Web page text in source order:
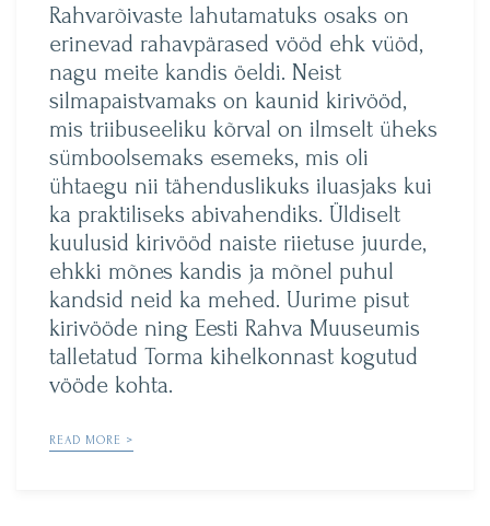
Rahvarõivaste lahutamatuks osaks on
erinevad rahavpärased vööd ehk vüöd,
nagu meite kandis öeldi. Neist
silmapaistvamaks on kaunid kirivööd,
mis triibuseeliku kõrval on ilmselt üheks
sümboolsemaks esemeks, mis oli
ühtaegu nii tähenduslikuks iluasjaks kui
ka praktiliseks abivahendiks. Üldiselt
kuulusid kirivööd naiste riietuse juurde,
ehkki mõnes kandis ja mõnel puhul
kandsid neid ka mehed. Uurime pisut
kirivööde ning Eesti Rahva Muuseumis
talletatud Torma kihelkonnast kogutud
vööde kohta.
READ MORE >